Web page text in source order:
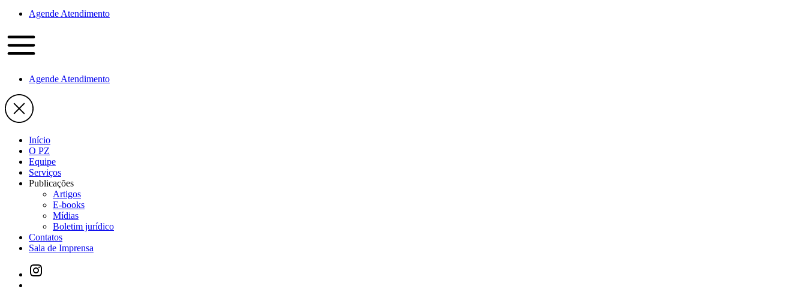
Agende Atendimento
Agende Atendimento
Início
O PZ
Equipe
Serviços
Publicações
Artigos
E-books
Mídias
Boletim jurídico
Contatos
Sala de Imprensa